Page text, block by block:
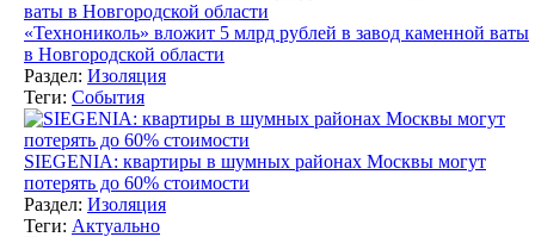
«Технониколь» вложит 5 млрд рублей в завод каменной ваты
в Новгородской области
Раздел: Изоляция
Теги: События
SIEGENIA: квартиры в шумных районах Москвы могут
потерять до 60% стоимости
Раздел: Изоляция
Теги: Актуально